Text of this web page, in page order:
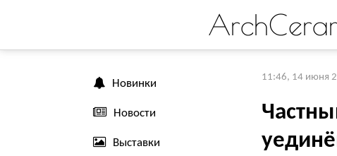
Новинки
Новости
Выставки
11:46, 14 июня